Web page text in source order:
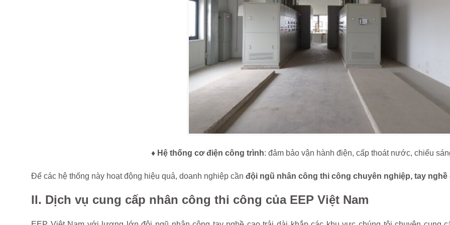
♦ Hệ thống cơ điện công trình: đảm bảo vận hành điện, cấp thoát nước, chiếu
Để các hệ thống này hoạt động hiệu quả, doanh nghiệp cần đội ngũ nhân công thi công chuyên nghiệp, tay nghề
II. Dịch vụ cung cấp nhân công thi công của EEP Việt Nam